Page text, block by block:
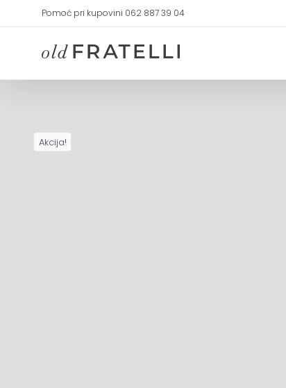
Pomoć pri kupovini 062 887 39 04
Akcija!